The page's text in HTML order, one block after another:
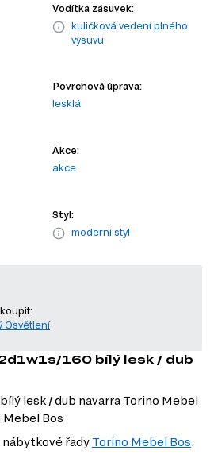
Vodítka zásuvek:
kuličková vedení plného
výsuvu
Povrchová úprava:
lesklá
Akce:
akce
Styl:
moderní styl
Osvětlení
160 bílý lesk / dub
lesk / dub navarra Torino Mebel
Bos
řady Torino Mebel Bos.